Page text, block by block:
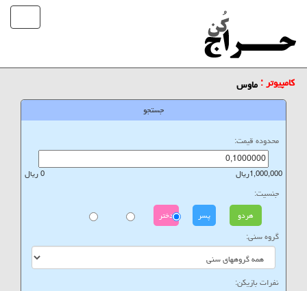
کامپیوتر :ماوس
جستجو
محدوده قیمت:
1,000,000ریال 0 ریال
جنسیت:
هردو پسر دختر
گروه سنی:
نفرات بازیکن: